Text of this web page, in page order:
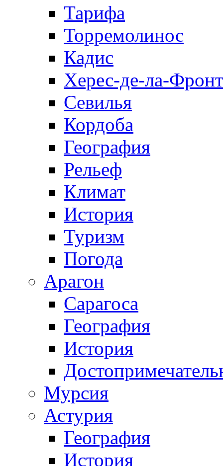
Тарифа
Торремолинос
Кадис
Херес-де-ла-
Севилья
Кордоба
География
Рельеф
Климат
История
Туризм
Погода
Арагон
Сарагоса
География
История
Мурсия
Астурия
География
История